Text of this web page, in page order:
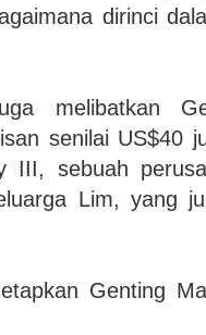
dirinci
melibatkan
senilai US$40
III, sebuah
Lim, yang
Genting